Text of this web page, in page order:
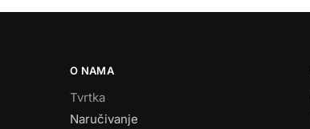
O NAMA
Tvrtka
Naručivanje